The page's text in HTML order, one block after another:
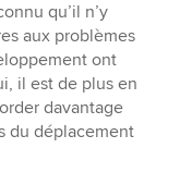
qu’il n’y
aux problèmes
ont
il est de plus en
davantage
du déplacement